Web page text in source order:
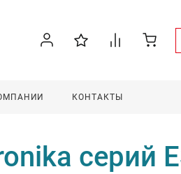
КОНТАКТЫ
серий